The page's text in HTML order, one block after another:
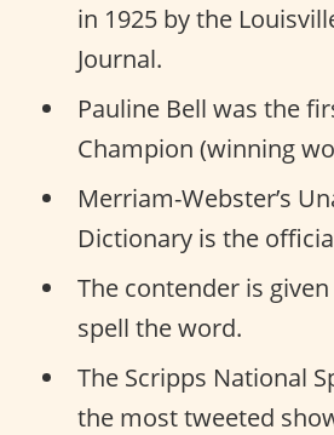
in 1925 by the
Journal.
Pauline Bell was the
Champion (winning
Merriam-Webster’s
Dictionary is the
The contender is
spell the word.
The Scripps National
the most tweeted